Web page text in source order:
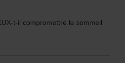
t-il compromettre le sommeil